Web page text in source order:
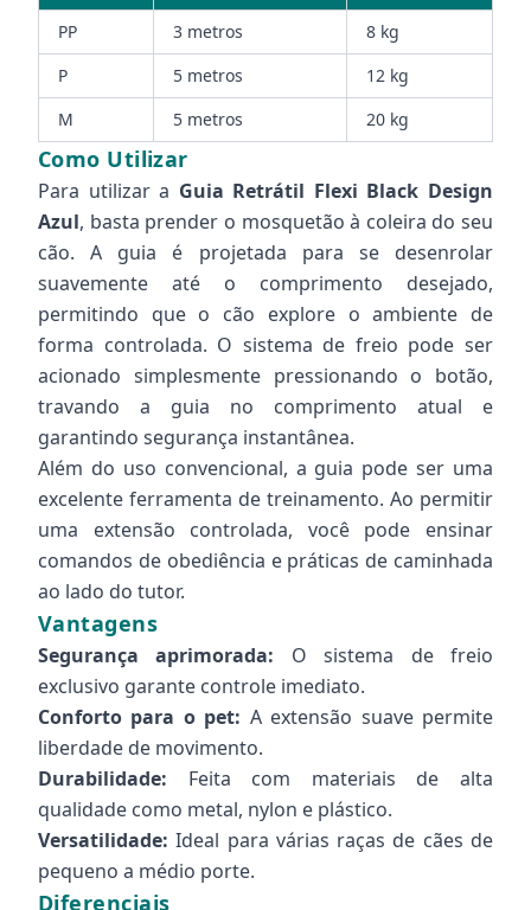
PP
3 metros
8 kg
P
5 metros
12 kg
M
5 metros 20 kg
Como Utilizar
Para utilizar a Guia Retrátil Flexi Black Design
Azul, basta prender o mosquetão à coleira do seu
cão. A guia é projetada para se desenrolar
suavemente até o comprimento desejado,
permitindo que o cão explore o ambiente de
forma controlada. O sistema de freio pode ser
acionado simplesmente pressionando o botão,
travando a guia no comprimento atual e
garantindo segurança instantânea.
Além do uso convencional, a guia pode ser uma
excelente ferramenta de treinamento. Ao permitir
uma extensão controlada, você pode ensinar
comandos de obediência e práticas de caminhada
ao lado do tutor.
Vantagens
Segurança aprimorada: O sistema de freio
exclusivo garante controle imediato.
Conforto para o pet: A extensão suave permite
liberdade de movimento.
Durabilidade: Feita com materiais de alta
qualidade como metal, nylon e plástico.
Versatilidade: Ideal para várias raças de cães de
pequeno a médio porte.
Diferenciais